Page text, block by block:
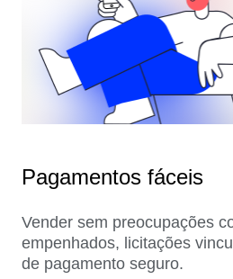
Pagamentos fáceis
Vender sem preocupações
empenhados, licitações
de pagamento seguro.